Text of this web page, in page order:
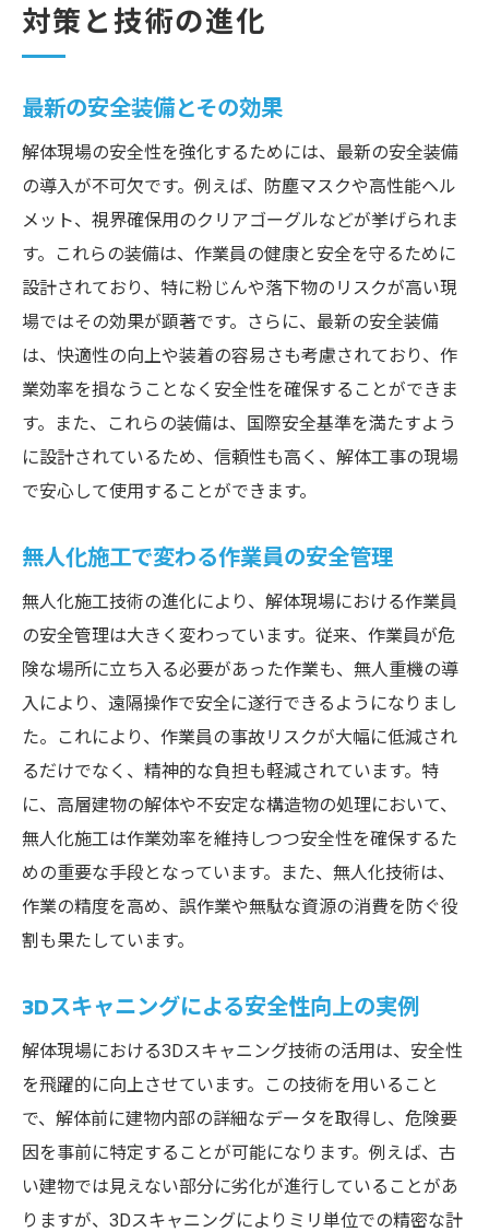
対策と技術の進化
最新の安全装備とその効果
解体現場の安全性を強化するためには、最新の安全装備
の導入が不可欠です。例えば、防塵マスクや高性能ヘル
メット、視界確保用のクリアゴーグルなどが挙げられま
す。これらの装備は、作業員の健康と安全を守るために
設計されており、特に粉じんや落下物のリスクが高い現
場ではその効果が顕著です。さらに、最新の安全装備
は、快適性の向上や装着の容易さも考慮されており、作
業効率を損なうことなく安全性を確保することができま
す。また、これらの装備は、国際安全基準を満たすよう
に設計されているため、信頼性も高く、解体工事の現場
で安心して使用することができます。
無人化施工で変わる作業員の安全管理
無人化施工技術の進化により、解体現場における作業員
の安全管理は大きく変わっています。従来、作業員が危
険な場所に立ち入る必要があった作業も、無人重機の導
入により、遠隔操作で安全に遂行できるようになりまし
た。これにより、作業員の事故リスクが大幅に低減され
るだけでなく、精神的な負担も軽減されています。特
に、高層建物の解体や不安定な構造物の処理において、
無人化施工は作業効率を維持しつつ安全性を確保するた
めの重要な手段となっています。また、無人化技術は、
作業の精度を高め、誤作業や無駄な資源の消費を防ぐ役
割も果たしています。
3Dスキャニングによる安全性向上の実例
解体現場における3Dスキャニング技術の活用は、安全性
を飛躍的に向上させています。この技術を用いること
で、解体前に建物内部の詳細なデータを取得し、危険要
因を事前に特定することが可能になります。例えば、古
い建物では見えない部分に劣化が進行していることがあ
りますが、3Dスキャニングによりミリ単位での精密な計